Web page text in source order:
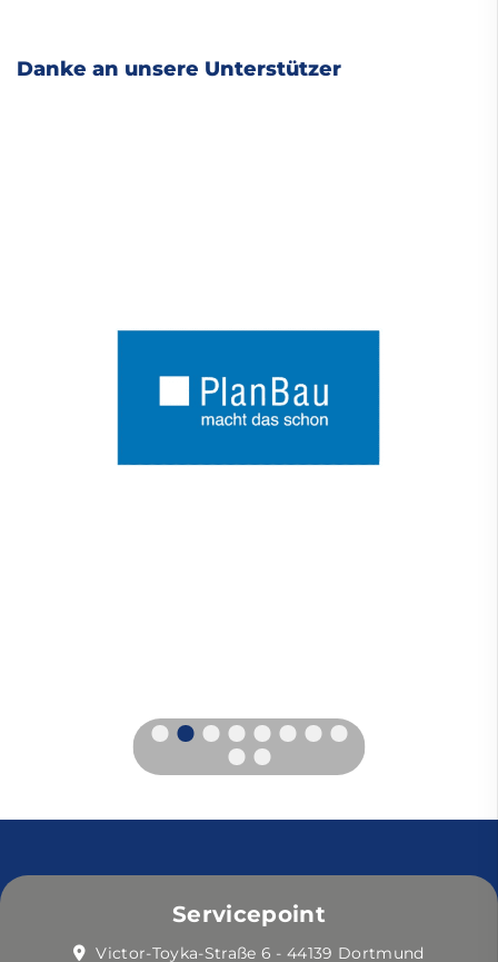
Danke an unsere Unterstützer
Servicepoint
Victor-Toyka-Straße 6 - 44139 Dortmund